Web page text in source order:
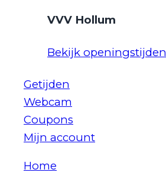
VVV Hollum
Bekijk openingstijden
Getijden
Webcam
Coupons
Mijn account
Home